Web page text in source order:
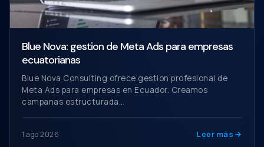
Blue Nova: gestion de Meta Ads para empresas
ecuatorianas
Blue Nova Consulting ofrece gestion profesional de
Meta Ads para empresas en Ecuador. Creamos
campanas estructurada…
1 ago 2026 Leer más